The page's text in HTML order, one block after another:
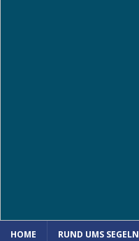
HOME RUND UMS SEGELN